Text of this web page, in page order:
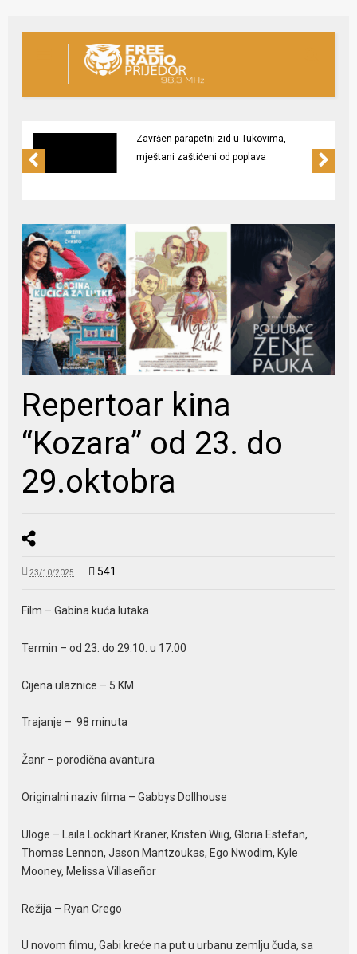
Završen parapetni zid u Tukovima,
mještani zaštićeni od poplava
Repertoar kina
“Kozara” od 23. do
29.oktobra
23/10/2025 541
Film – Gabina kuća lutaka
Termin – od 23. do 29.10. u 17.00
Cijena ulaznice – 5 KM
Trajanje – 98 minuta
Žanr – porodična avantura
Originalni naziv filma – Gabbys Dollhouse
Uloge – Laila Lockhart Kraner, Kristen Wiig, Gloria Estefan,
Thomas Lennon, Jason Mantzoukas, Ego Nwodim, Kyle
Mooney, Melissa Villaseñor
Režija – Ryan Crego
U novom filmu, Gabi kreće na put u urbanu zemlju čuda, sa